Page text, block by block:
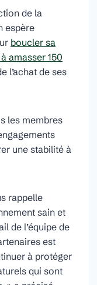
de la
espère
boucler sa
amasser 150
l’achat de ses
les membres
une stabilité à
rappelle
sain et
de l’équipe de
est
à protéger
qui sont